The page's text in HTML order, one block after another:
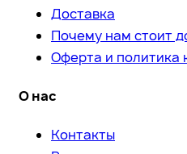
Доставка
Почему нам стоит
Оферта и политика
О нас
Контакты